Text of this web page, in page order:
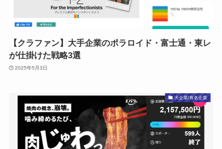
【クラファン】大手企業のポラロイド・富士通・東レ
が仕掛けた戦略3選
2025年5月3日
大企業/有名企業